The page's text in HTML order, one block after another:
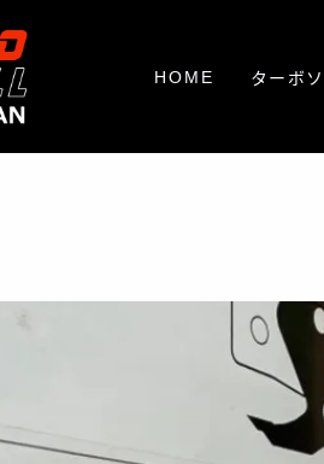
HOME ターボ
ターボ
方法と
デモンス
ターボソ